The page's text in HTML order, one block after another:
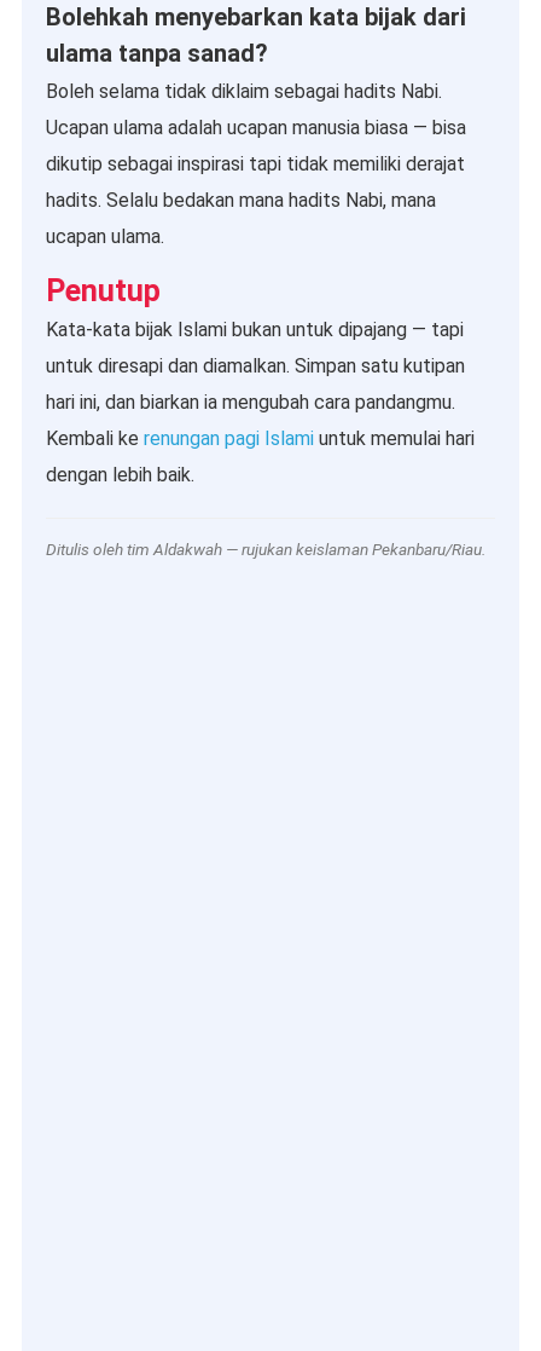
Bolehkah menyebarkan kata bijak dari
ulama tanpa sanad?
Boleh selama tidak diklaim sebagai hadits Nabi.
Ucapan ulama adalah ucapan manusia biasa — bisa
dikutip sebagai inspirasi tapi tidak memiliki derajat
hadits. Selalu bedakan mana hadits Nabi, mana
ucapan ulama.
Penutup
Kata-kata bijak Islami bukan untuk dipajang — tapi
untuk diresapi dan diamalkan. Simpan satu kutipan
hari ini, dan biarkan ia mengubah cara pandangmu.
Kembali ke renungan pagi Islamiuntuk memulai hari
dengan lebih baik.
Ditulis oleh tim Aldakwah — rujukan keislaman Pekanbaru/Riau.